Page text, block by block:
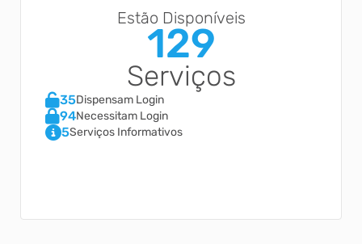
Estão Disponíveis
129
Serviços
35Dispensam Login
94Necessitam Login
5Serviços Informativos